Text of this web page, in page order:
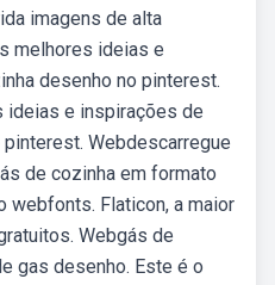
imagens de alta
melhores ideias e
desenho no pinterest.
ideias e inspirações de
Webdescarregue
de cozinha em formato
webfonts. Flaticon, a maior
Webgás de
gas desenho. Este é o